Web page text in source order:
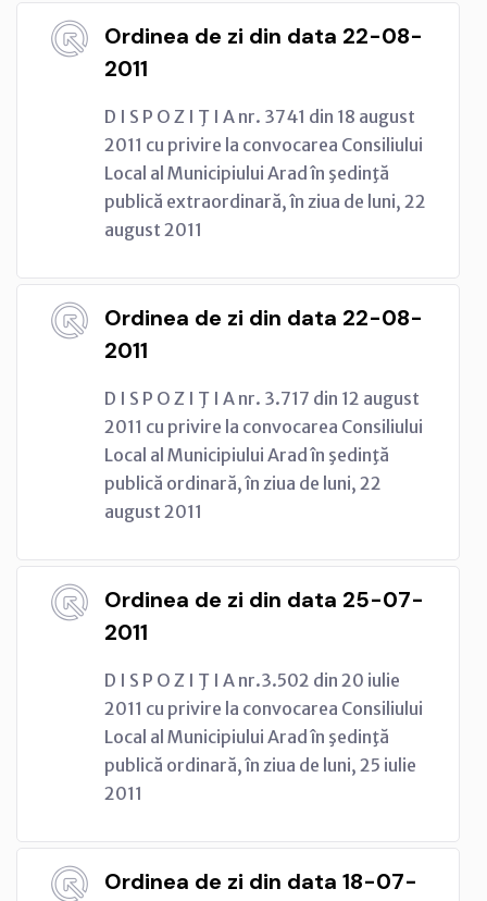
Ordinea de zi din data 22-08-
2011
D I S P O Z I Ţ I A nr. 3741 din 18 august
2011 cu privire la convocarea Consiliului
Local al Municipiului Arad în şedinţă
publică extraordinară, în ziua de luni, 22
august 2011
Ordinea de zi din data 22-08-
2011
D I S P O Z I Ţ I A nr. 3.717 din 12 august
2011 cu privire la convocarea Consiliului
Local al Municipiului Arad în şedinţă
publică ordinară, în ziua de luni, 22
august 2011
Ordinea de zi din data 25-07-
2011
D I S P O Z I Ţ I A nr.3.502 din 20 iulie
2011 cu privire la convocarea Consiliului
Local al Municipiului Arad în şedinţă
publică ordinară, în ziua de luni, 25 iulie
2011
Ordinea de zi din data 18-07-